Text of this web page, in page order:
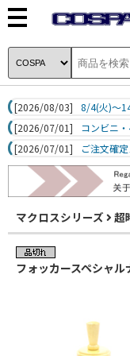
[2026/08/03]
8/4(火)～
[2026/07/01]
コンビニ
[2026/07/01]
ご注文確
マクロスシリーズ 超
フォッカースペシャ